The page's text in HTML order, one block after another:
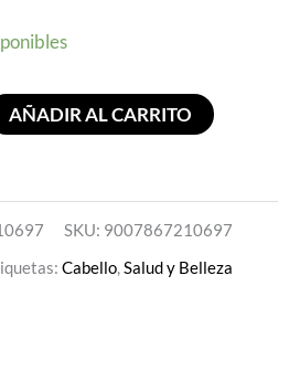
AÑADIR AL CARRITO
SKU: 9007867210697
Cabello Salud y Belleza